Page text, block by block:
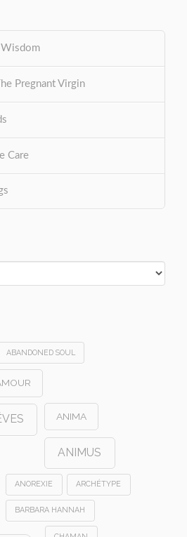
Pregnant Virgin
Care
ABANDONED SOUL
ANIMA
ANIMUS
ANOREXIE ARCHÉTYPE
BARBARA HANNAH